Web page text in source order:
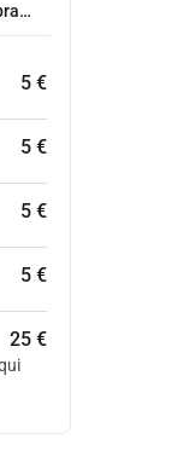
5 €
5 €
5 €
5 €
25 €